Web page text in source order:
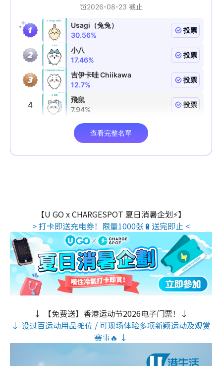
【U GO x CHARGESPOT 夏日消暑企划⚡】
> 打卡即送充电券！限量1000张🔋送完即止 <
↓ 【免费送】香港运动节2026电子门票！↓
↓ 设过百运动用品摊位 / 可现场体验多项新颖运动及观赏
赛事🔥 ↓